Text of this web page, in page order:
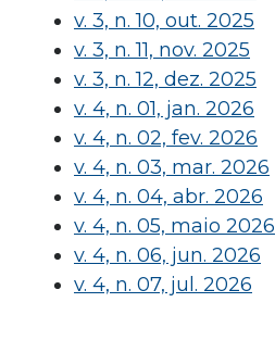
v. 3, n. 10, out. 2025
v. 3, n. 11, nov. 2025
v. 3, n. 12, dez. 2025
v. 4, n. 01, jan. 2026
v. 4, n. 02, fev. 2026
v. 4, n. 03, mar. 2026
v. 4, n. 04, abr. 2026
v. 4, n. 05, maio 2026
v. 4, n. 06, jun. 2026
v. 4, n. 07, jul. 2026